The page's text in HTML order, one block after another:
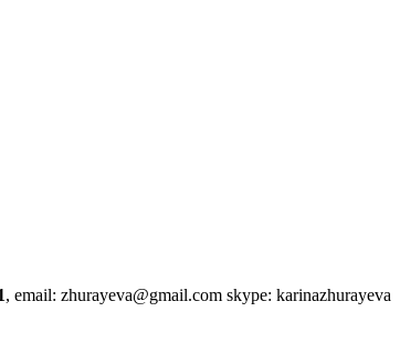
, email: zhurayeva@gmail.com skype: karinazhurayeva